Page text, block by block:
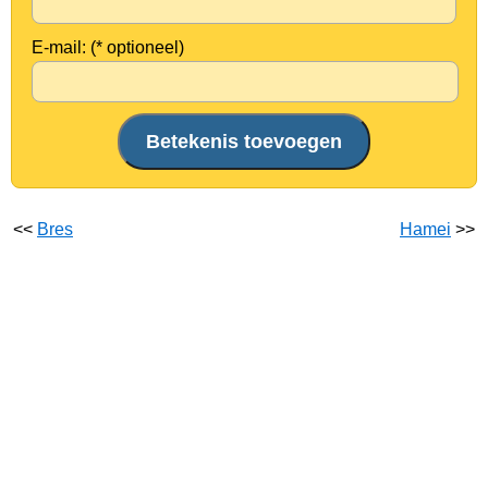
E-mail: (* optioneel)
<< Bres Hamei >>